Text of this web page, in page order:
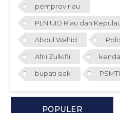
pemprov riau
PLN UID Riau dan
Abdul Wahid
Afni Zulkifli
bupati siak
POPULER